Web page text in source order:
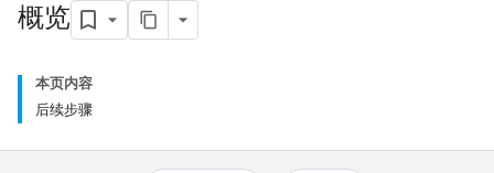
概览
本页内容
后续步骤